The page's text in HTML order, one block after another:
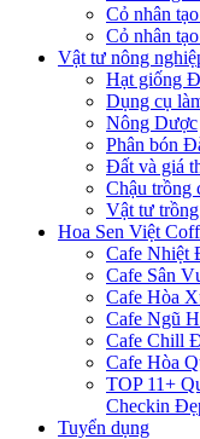
Cỏ nhân
Cỏ nhân
Vật tư nông
Hạt giống
Dụng cụ
Nông Dược
Phân bón
Đất và giá
Chậu trồng
Vật tư
Hoa Sen Việt
Cafe Nhiệt
Cafe Sân
Cafe Hòa
Cafe Ngũ
Cafe Chill
Cafe Hòa
TOP 11+
Checkin
Tuyển dụng